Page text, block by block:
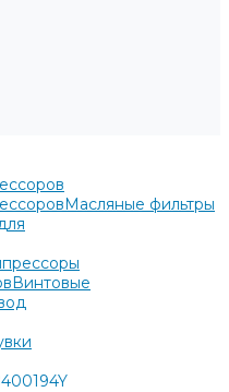
Масляные фильтры
Винтовые